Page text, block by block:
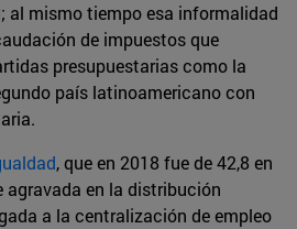
al mismo tiempo esa informalidad
de impuestos que
presupuestarias como la
país latinoamericano con
, que en 2018 fue de 42,8 en
agravada en la distribución
a la centralización de empleo